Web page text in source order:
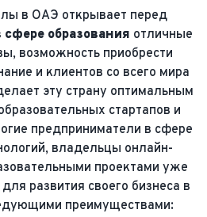
в ОАЭ открывает перед
сфере образования отличные
возможность приобрести
и клиентов со всего мира
эту страну оптимальным
стартапов и
предприниматели в сфере
владельцы онлайн-
проектами уже
для развития своего бизнеса в
преимуществами: